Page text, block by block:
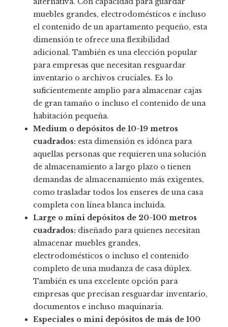
muebles grandes, electrodomésticos e incluso
el contenido de un apartamento pequeño, esta
dimensión te ofrece una flexibilidad
adicional. También es una elección popular
para empresas que necesitan resguardar
inventario o archivos cruciales. Es lo
suficientemente amplio para almacenar cajas
de gran tamaño o incluso el contenido de una
habitación pequeña.
Medium o depósitos de 10-19 metros
cuadrados: esta dimensión es idónea para
aquellas personas que requieren una solución
de almacenamiento a largo plazo o tienen
demandas de almacenamiento más exigentes,
como trasladar todos los enseres de una casa
completa con línea blanca incluida.
Large o mini depósitos de 20-100 metros
cuadrados: diseñado para quienes necesitan
almacenar muebles grandes,
electrodomésticos o incluso el contenido
completo de una mudanza de casa dúplex.
También es una excelente opción para
empresas que precisan resguardar inventario,
documentos e incluso maquinaria.
Especiales o mini depósitos de más de 100